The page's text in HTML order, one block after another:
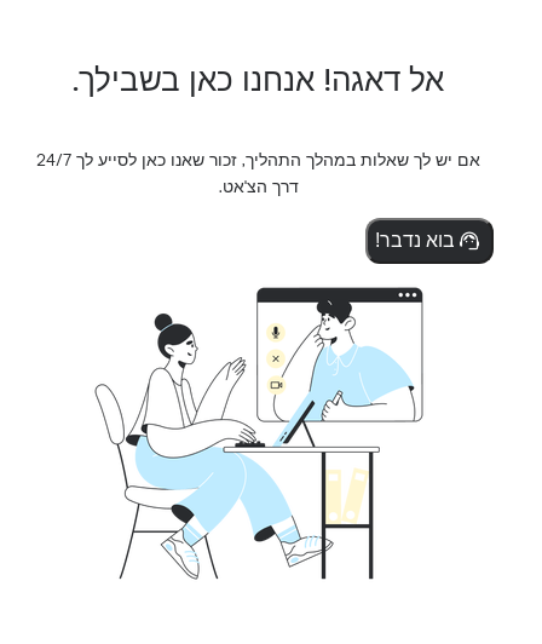
אל דאגה! אנחנו כאן בשבילך.
אם יש לך שאלות במהלך התהליך, זכור שאנו כאן לסייע לך 24/7
דרך הצ'אט.
בוא נדבר!